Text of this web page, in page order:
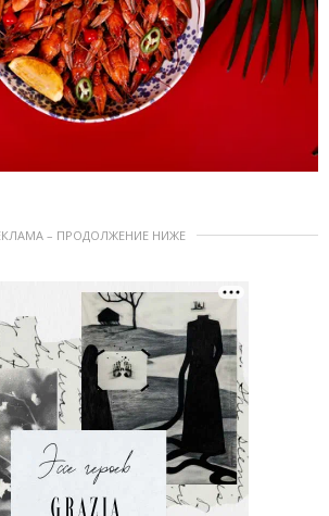
– ПРОДОЛЖЕНИЕ НИЖЕ